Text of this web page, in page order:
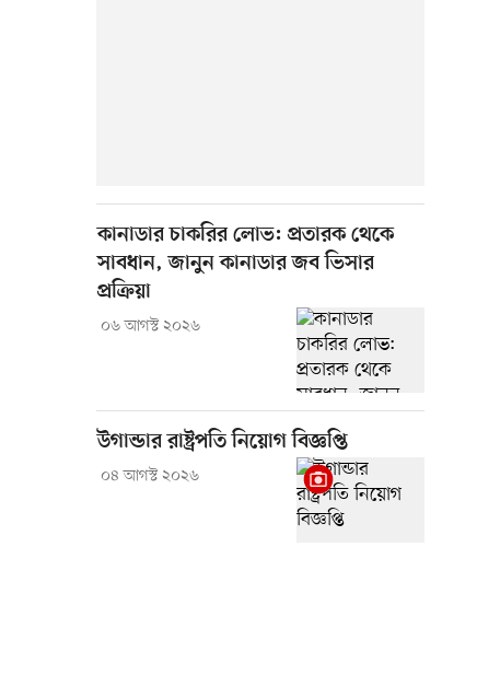
কানাডার চাকরির লোভ: প্রতারক থেকে
সাবধান, জানুন কানাডার জব ভিসার
প্রক্রিয়া
০৬ আগস্ট ২০২৬
উগান্ডার রাষ্ট্রপতি নিয়োগ বিজ্ঞপ্তি
০৪ আগস্ট ২০২৬